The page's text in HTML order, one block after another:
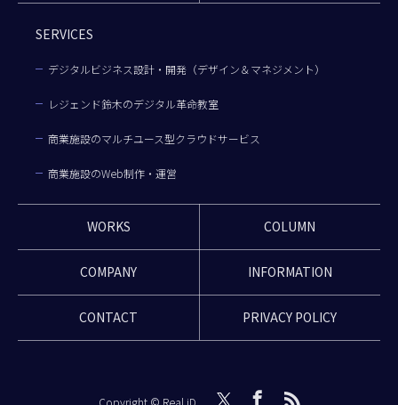
SERVICES
デジタルビジネス設計・開発（デザイン＆マネジメント）
レジェンド鈴木のデジタル革命教室
商業施設のマルチユース型クラウドサービス
商業施設のWeb制作・運営
WORKS COLUMN
COMPANY INFORMATION
CONTACT PRIVACY POLICY
Copyright © Real iD